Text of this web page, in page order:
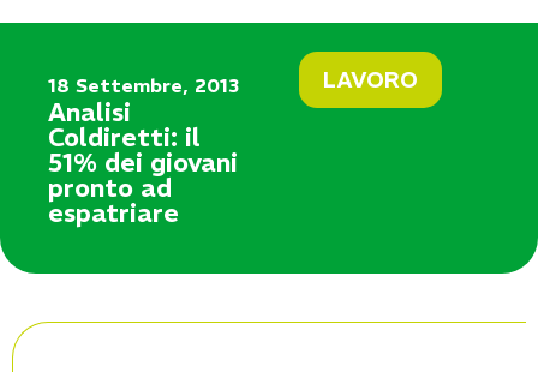
18 Settembre, 2013
Analisi
Coldiretti: il
51% dei giovani
pronto ad
espatriare
LAVORO